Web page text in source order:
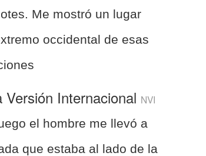
Me mostró un lugar
occidental de esas
Versión Internacional NVI
el hombre me llevó a
que estaba al lado de la